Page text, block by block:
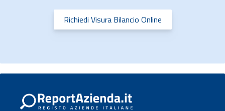
Richiedi Visura Bilancio Online